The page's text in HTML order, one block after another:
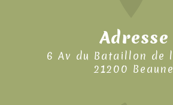
Adresse
6 Av du Bataillon de la Garde,
21200 Beaune